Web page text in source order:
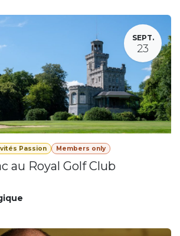
SEPT.
23
Passion Members only
au Royal Golf Club